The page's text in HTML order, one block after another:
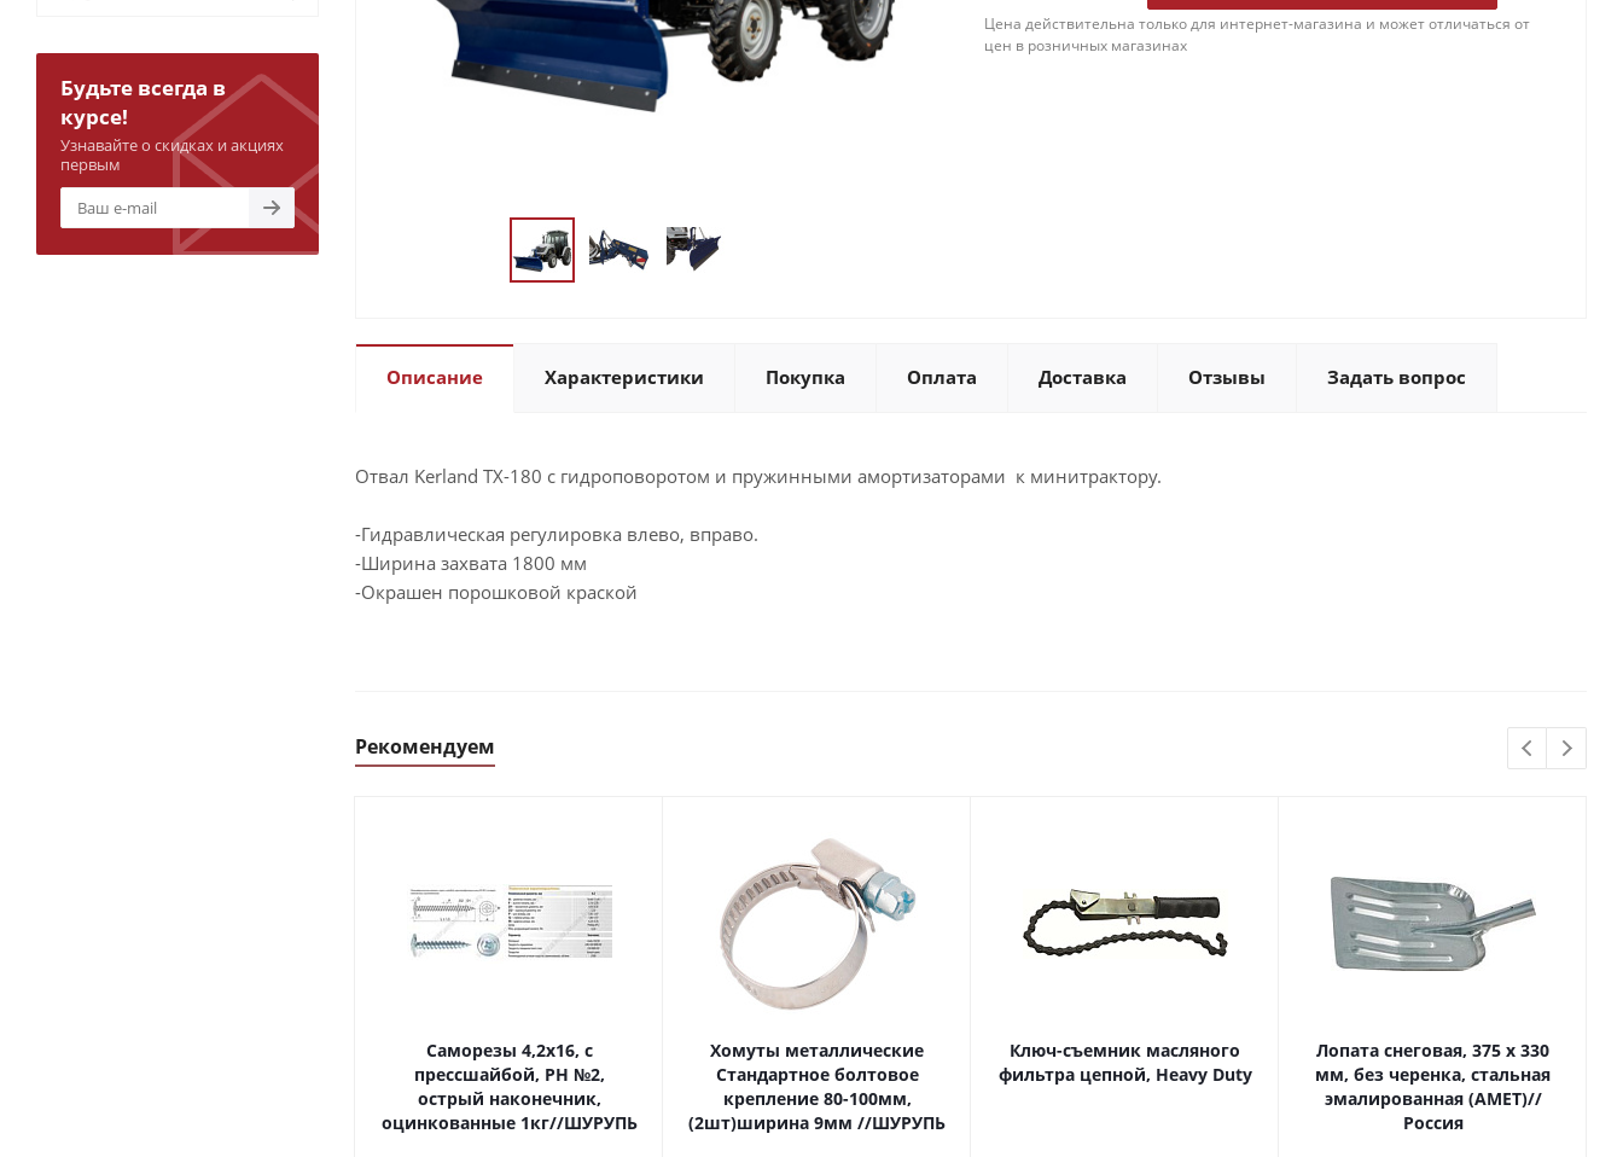
Цена действительна только для интернет-магазина и может отличаться от
цен в розничных магазинах
Описание Характеристики Покупка Оплата Доставка Отзывы Задать вопрос
Отвал Kerland TX-180 с гидроповоротом и пружинными амортизаторами к минитрактору.
-Гидравлическая регулировка влево, вправо.
-Ширина захвата 1800 мм
-Окрашен порошковой краской
Рекомендуем
Саморезы 4,2х16, с
прессшайбой, PH №2,
острый наконечник,
оцинкованные 1кг//ШУРУПЬ
Хомуты металлические
Стандартное болтовое
крепление 80-100мм,
(2шт)ширина 9мм //ШУРУПЬ
Ключ-съемник масляного
фильтра цепной, Heavy Duty
Лопата снеговая, 375 х 330
мм, без черенка, стальная
эмалированная (АМЕТ)//
Россия
Будьте всегда в
курсе!
Узнавайте о скидках и акциях
первым